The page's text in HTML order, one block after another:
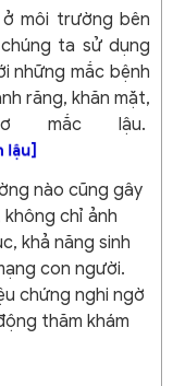
môi trường bên
ta sử dụng
những mắc bệnh
răng, khăn mặt,
mắc lậu.
lậu]
nào cũng gây
không chỉ ảnh
khả năng sinh
con người.
chứng nghi ngờ
thăm khám